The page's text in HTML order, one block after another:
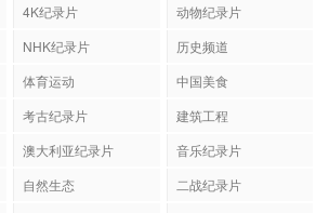
4K纪录片
动物纪录片
NHK纪录片
历史频道
体育运动
中国美食
考古纪录片
建筑工程
澳大利亚纪录片
音乐纪录片
自然生态
二战纪录片